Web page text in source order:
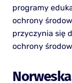
programy
ochrony
przyczynia się
ochrony